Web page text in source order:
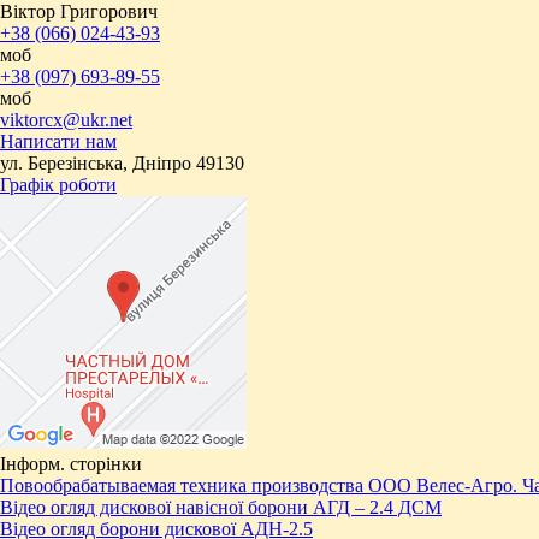
Віктор Григорович
+38 (066) 024-43-93
моб
+38 (097) 693-89-55
моб
viktorcx@ukr.net
Написати нам
ул. Березінська, Дніпро 49130
Графік роботи
Інформ. сторінки
Повообрабатываемая техника производства ООО Велес-Агро.
Відео огляд дискової навісної борони АГД – 2.4 ДСМ
Відео огляд борони дискової АДН-2.5